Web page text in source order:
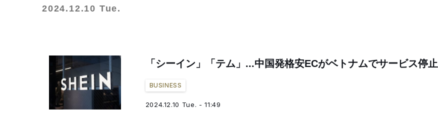
2024.12.10 Tue.
「シーイン」「テム」...中国発格安ECがベトナムでサービス停止
BUSINESS
2024.12.10 Tue. - 11:49